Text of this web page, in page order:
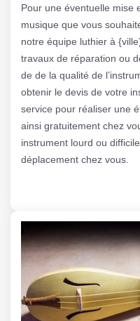
Pour une éventuelle mise
musique que vous
notre équipe luthier à
travaux de réparation ou
de de la qualité de
obtenir le devis de votre
service pour réaliser une
ainsi gratuitement chez
instrument lourd ou
déplacement chez vous.